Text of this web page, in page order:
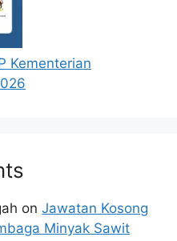
Kementerian
onJawatan Kosong
Minyak Sawit